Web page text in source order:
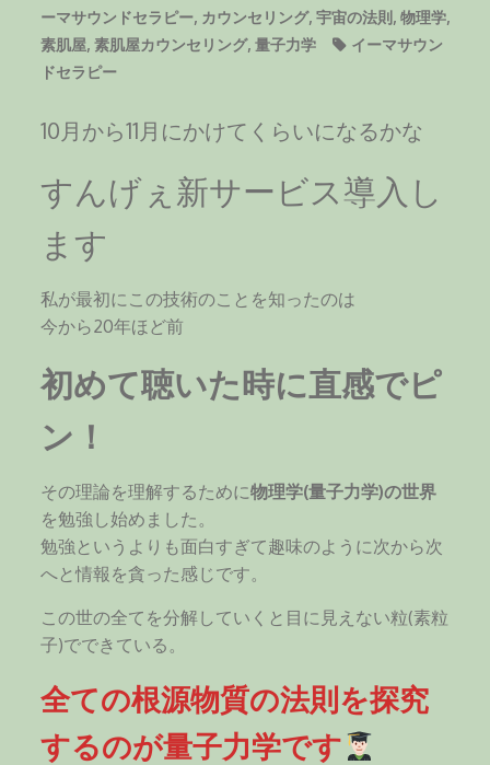
ーマサウンドセラピー, カウンセリング, 宇宙の法則, 物理学,
素肌屋, 素肌屋カウンセリング, 量子力学
イーマサウン
ドセラピー
10月から11月にかけてくらいになるかな
すんげぇ新サービス導入し
ます
私が最初にこの技術のことを知ったのは
今から20年ほど前
初めて聴いた時に直感でピ
ン！
その理論を理解するために物理学(量子力学)の世界
を勉強し始めました。
勉強というよりも面白すぎて趣味のように次から次
へと情報を貪った感じです。
この世の全てを分解していくと目に見えない粒(素粒
子)でできている。
全ての根源物質の法則を探究
するのが量子力学です